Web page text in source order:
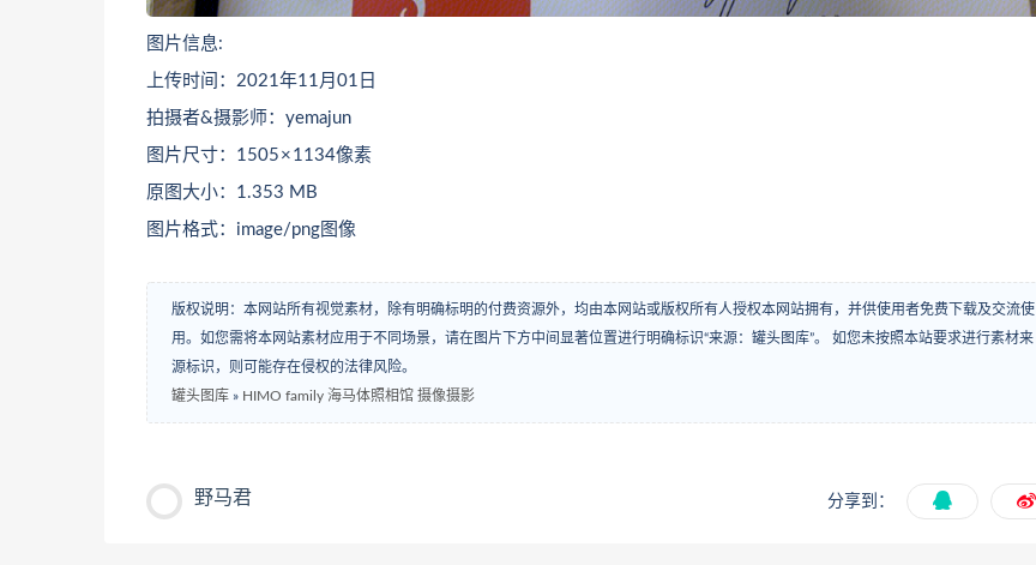
图片信息:
上传时间：2021年11月01日
拍摄者&摄影师：yemajun
图片尺寸：1505 × 1134像素
原图大小：1.353 MB
图片格式：image/png图像
版权说明：本网站所有视觉素材，除有明确标明的付费资源外，均由本网站或版权所有人授权本网站拥有，并供使用者免费下载及交流使
用。如您需将本网站素材应用于不同场景，请在图片下方中间显著位置进行明确标识“来源：罐头图库”。 如您未按照本站要求进行素材来
源标识，则可能存在侵权的法律风险。
罐头图库 » HIMO family 海马体照相馆 摄像摄影
野马君 分享到：